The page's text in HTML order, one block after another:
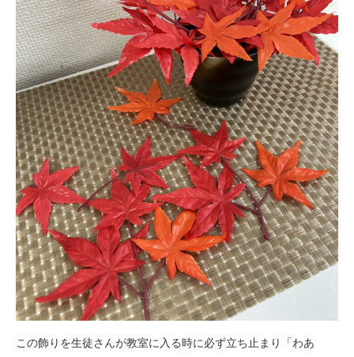
この飾りを生徒さんが教室に入る時に必ず立ち止まり「わあ